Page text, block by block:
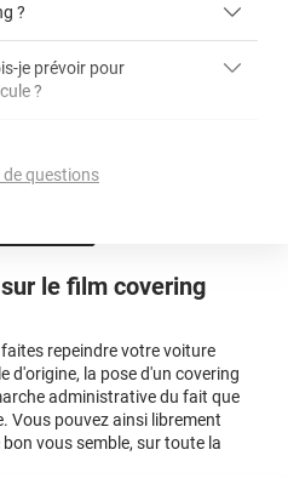
le film covering
repeindre votre voiture
d'origine, la pose d'un covering
administrative du fait que
Vous pouvez ainsi librement
vous semble, sur toute la
?
2D
je prévoir pour
?
arrière, en passant par le
3.
conseillers
d'origine, pour la garder en
à tout moment
cher
questions